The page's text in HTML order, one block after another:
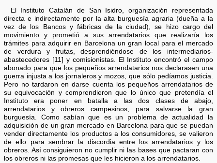
El Instituto Catalán de San Isidro, organización representada
directa e indirectamente por la alta burguesía agraria (dueña a la
vez de los Bancos y fábricas de la ciudad), se hizo cargo del
movimiento y prometió a sus arrendatarios que realizaría los
trámites para adquirir en Barcelona un gran local para el mercado
de verdura y frutas, desprendiéndose de los intermediarios-
abastecedores [11] y comisionistas. El Instituto encontró el campo
abonado para que los pequeños arrendatarios nos declarasen una
guerra injusta a los jornaleros y mozos, que sólo pedíamos justicia.
Pero no tardaron en darse cuenta los pequeños arrendatarios de
su equivocación y comprendieron que lo único que pretendía el
Instituto era poner en batalla a las dos clases de abajo,
arrendatarios y obreros campesinos, para salvarse la gran
burguesía. Como sabían que es un problema de actualidad la
adquisición de un gran mercado en Barcelona para que se puedan
vender directamente los productos a los consumidores, se valieron
de ello para sembrar la discordia entre los arrendatarios y los
obreros. Así consiguieron no cumplir ni las bases que pactaran con
los obreros ni las promesas que les hicieron a los arrendatarios.